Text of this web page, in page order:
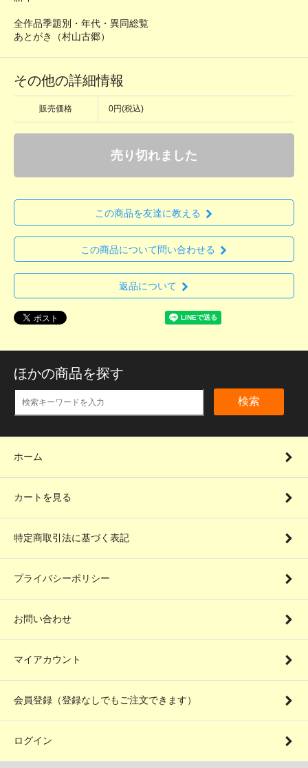
全作品季題別・年代・異同総覧
あとがき（村山古郷）
その他の詳細情報
販売価格 0円(税込)
売り切れました
この商品を友達に教える
この商品について問い合わせる
返品について
ほかの商品を探す
検索
ホーム
カートを見る
特定商取引法に基づく表記
プライバシーポリシー
お問い合わせ
マイアカウント
会員登録（登録なしでもご注文できます）
ログイン